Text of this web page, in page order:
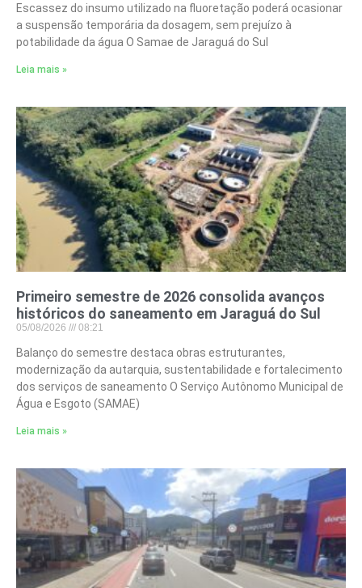
Escassez do insumo utilizado na fluoretação poderá ocasionar
a suspensão temporária da dosagem, sem prejuízo à
potabilidade da água O Samae de Jaraguá do Sul
Leia mais »
Primeiro semestre de 2026 consolida avanços
históricos do saneamento em Jaraguá do Sul
05/08/2026 08:21
Balanço do semestre destaca obras estruturantes,
modernização da autarquia, sustentabilidade e fortalecimento
dos serviços de saneamento O Serviço Autônomo Municipal de
Água e Esgoto (SAMAE)
Leia mais »